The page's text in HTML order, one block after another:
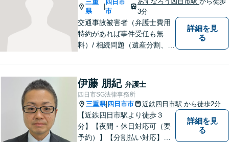
尽力
三重
県
四日市
市
3分
交通事故被害者（弁護士費用
特約があれば事件受任も無
料）/ 相続問題（遺産分割、遺
さい。
詳細を見
る
伊藤 朋紀 弁護士
四日市SG法律事務所
三重県| 四日市市 近鉄四日市駅 から徒歩2分
【近鉄四日市駅より徒歩３
分】【夜間・休日対応可（要
予約）】【分割払い対応】
詳細を見
る